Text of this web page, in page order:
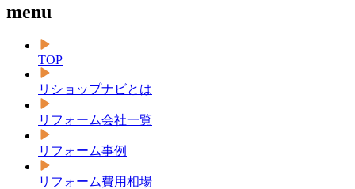
menu
TOP
リショップナビとは
リフォーム会社一覧
リフォーム事例
リフォーム費用相場